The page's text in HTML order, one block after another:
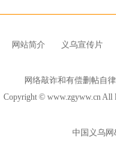
网站简介 义乌宣传片
网络敲诈和有偿删帖自
Copyright © www.zgyww.cn All
中国义乌网